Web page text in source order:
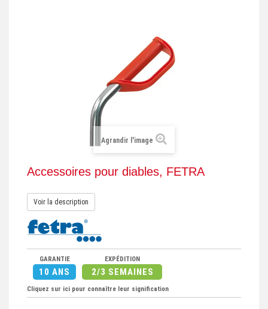
ACCESSOIRES ET COMPLÉMENTS
Agrandir l'image
Accessoires pour diables, FETRA
Voir la description
GARANTIE
10 ANS
EXPÉDITION
2/3 SEMAINES
Cliquez sur ici pour connaître leur signification